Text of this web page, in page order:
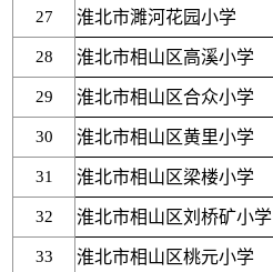
27 淮北市濉河花园小学
28 淮北市相山区高溪小学
29 淮北市相山区合众小学
30 淮北市相山区黄里小学
31 淮北市相山区梁楼小学
32 淮北市相山区刘桥矿小学
33 淮北市相山区桃元小学